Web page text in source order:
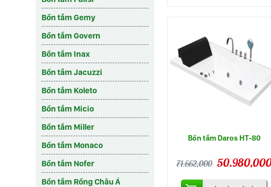
Bồn tắm Gemy
Bồn tắm Govern
Bồn tắm Inax
Bồn tắm Jacuzzi
Bồn tắm Koleto
Bồn tắm Micio
Bồn tắm Miller
Bồn tắm Monaco
Bồn tắm Nofer
Bồn tắm Rồng Châu Á
Bồn tắm Daros HT-80
71.662,000